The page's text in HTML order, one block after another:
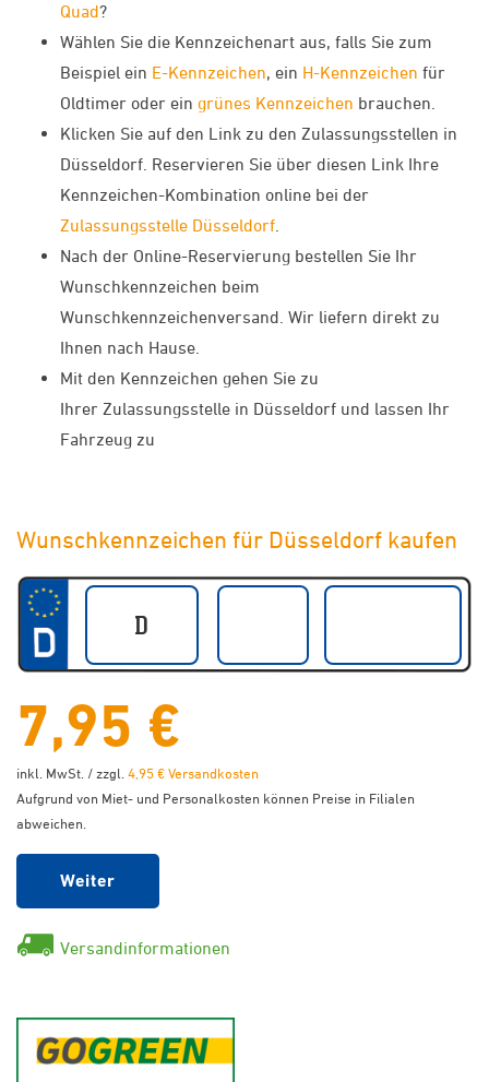
Quad?
Wählen Sie die Kennzeichenart aus, falls Sie zum
Beispiel ein E-Kennzeichen, ein H-Kennzeichen für
Oldtimer oder ein grünes Kennzeichen brauchen.
Klicken Sie auf den Link zu den Zulassungsstellen in
Düsseldorf. Reservieren Sie über diesen Link Ihre
Kennzeichen-Kombination online bei der
Zulassungsstelle Düsseldorf
Nach der Online-Reservierung bestellen Sie Ihr
Wunschkennzeichen beim
Wunschkennzeichenversand. Wir liefern direkt zu
Ihnen nach Hause.
Mit den Kennzeichen gehen Sie zu
Ihrer Zulassungsstelle in Düsseldorf und lassen Ihr
Fahrzeug zu
Wunschkennzeichen für Düsseldorf kaufen
7,95 €
inkl. MwSt. / zzgl. 4,95 € Versandkosten
Aufgrund von Miet- und Personalkosten können Preise in Filialen
abweichen.
Weiter
Versandinformationen